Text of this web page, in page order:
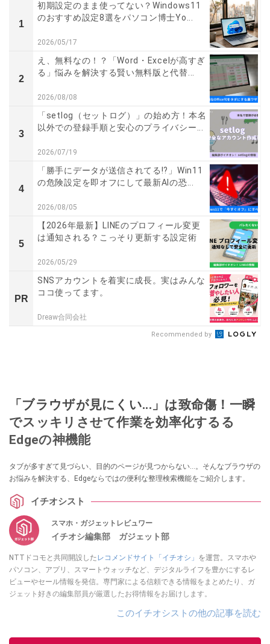
1
初期設定のまま使ってない？Windows11
のおすすめ設定8選をパソコン博士Yo...
2026/05/17
2
え、無料なの！？「Word・Excelが高すぎ
る」悩みを解決する賢い無料版と代替...
2026/08/08
3
「setlog（セットログ）」の始め方！本名
以外での登録手順と安心のプライバシー...
2026/07/19
4
「勝手にデータが送信されてる!?」Win11
の危険設定を即オフにして最新AIの恐...
2026/08/05
5
【2026年最新】LINEのプロフィール変更
は通知される？こっそり更新する設定術
2026/05/29
PR
SNSアカウントを着実に成長。実はみんな
ココ使ってます。
Dreaw合同会社
Recommended by
「ブラウザが見にくい...」は致命傷！一瞬
でスッキリさせて作業を効率化するる
Edgeの神機能
タブが多すぎて見づらい、目的のページが見つからない…。そんなブラウザの
お悩みを解決する、Edgeならではの便利な整理検索機能をご紹介します。
イチオシスト
スマホ・ガジェットレビュワー
イチオシ編集部 ガジェット部
NTTドコモと共同開設した レコメンドサイト「イチオシ」 を運営。スマホや
パソコン、アプリ、スマートウォッチなど、デジタルライフを豊かにするレ
ビューやセール情報を発信。専門家による信頼できる情報をまとめたり、ガ
ジェット好きの編集部員が厳選したお得情報をお届けします。
このイチオシストの他の記事を読む